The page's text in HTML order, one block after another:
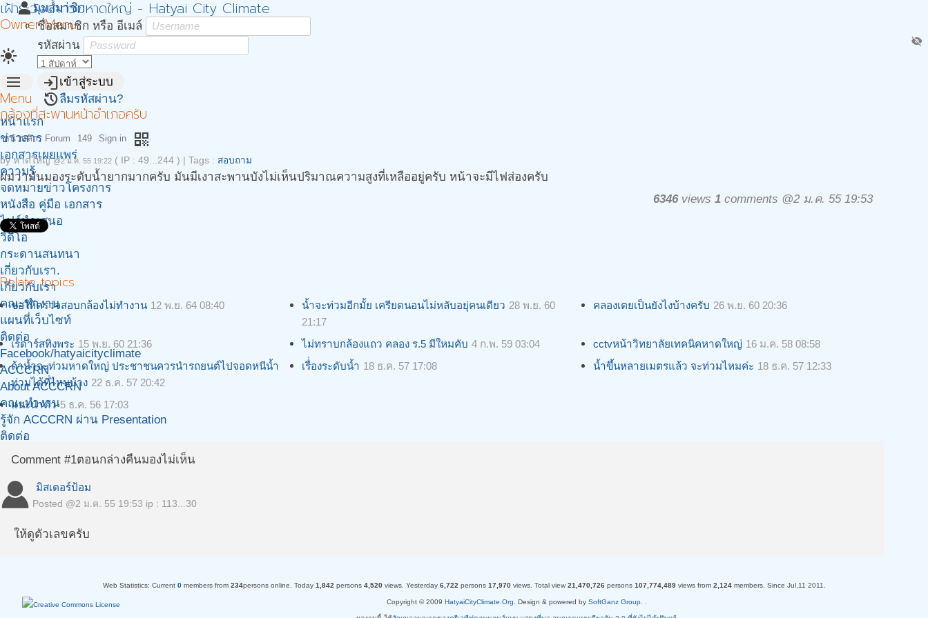
เฝ้าระวังน้ำท่วมหาดใหญ่ - Hatyai City Climate
Owner Menu
light_mode
personมุมสมาชิก
ชื่อสมาชิก หรือ อีเมล์
รหัสผ่าน
visibility_off
loginเข้าสู่ระบบ
restoreลืมรหัสผ่าน?
menu
Menu
หน้าแรก
ข่าวสาร
เอกสารเผยแพร่
ความรู้
จดหมายข่าวโครงการ
หนังสือ คู่มือ เอกสาร
ไฟล์นำเสนอ
วิดีโอ
กระดานสนทนา
เกี่ยวกับเรา.
เกี่ยวกับเรา
คณะทำงาน
แผนที่เว็บไซท์
ติดต่อ
Facebook/hatyaicityclimate
ACCCRN
About ACCCRN
คณะทำงาน
รู้จัก ACCCRN ผ่าน Presentation
ติดต่อ
กล้องที่สะพานหน้าอำเภอครับ
หน้าหลัก Forum 149 Sign in qr_code
byหาดใหญ่ @2 ม.ค. 55 19:22 ( IP : 49...244 ) Tags : สอบถาม
ผมว่ามันมองระดับน้ำยากมากครับ มันมีเงาสะพานบังไม่เห็นปริมาณความสูงที่เหลืออยู่ครับ หน้าจะมีไฟส่องครับ
6346views 1 comments @2 ม.ค. 55 19:53
Relate topics
ขอให้ตรวจสอบกล้องไม่ทำงาน 12 พ.ย. 64 08:40 น้ำจะท่วมอีกมั้ย เครียดนอนไม่หลับอยุ่คนเดียว 28 พ.ย. 60
21:17
คลองเตยเป็นยังไงบ้างครับ 26 พ.ย. 60 20:36
เรดาร์สทิงพระ 15 พ.ย. 60 21:36 ไม่ทราบกล้องแถว คลอง ร.5 มีใหมคับ 4 ก.พ. 59 03:04 cctvหน้าวิทยาลัยเทคนิคหาดใหญ่ 16 ม.ค. 58 08:58
ถ้าน้ำจะท่วมหาดใหญ่ ประชาชนควรนำรถยนต์ไปจอดหนีน้ำ
ท่วมได้ที่ไหนบ้าง 22 ธ.ค. 57 20:42
เรื่่องระดับน้ำ 18 ธ.ค. 57 17:08 น้ำขึ้นหลายเมตรแล้ว จะท่วมไหมค่ะ 18 ธ.ค. 57 12:33
แนะนำตัว 5 ธ.ค. 56 17:03
Comment #1ตอนกล่างคืนมองไม่เห็น
มิสเตอร์ป้อม
Posted @2 ม.ค. 55 19:53 ip : 113...30
ให้ดูตัวเลขครับ
Web Statistics: Current 0members from 234persons online. Today 1,842 persons 4,520views. Yesterday 6,722 persons 17,970views. Total view 21,470,726persons 107,774,489views from 2,124members. Since Jul,11 2011.
Copyright © 2009 HatyaiCityClimate.Org . Design & powered by SoftGanz Group.